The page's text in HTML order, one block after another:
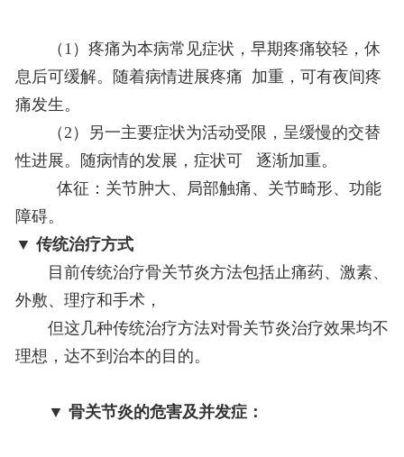
（1）疼痛为本病常见症状，早期疼痛较轻，休
息后可缓解。随着病情进展疼痛 加重，可有夜间疼
痛发生。
（2）另一主要症状为活动受限，呈缓慢的交替
性进展。随病情的发展，症状可 逐渐加重。
体征：关节肿大、局部触痛、关节畸形、功能
障碍。
▼ 传统治疗方式
目前传统治疗骨关节炎方法包括止痛药、激素、
外敷、理疗和手术，
但这几种传统治疗方法对骨关节炎治疗效果均不
理想，达不到治本的目的。
▼ 骨关节炎的危害及并发症：